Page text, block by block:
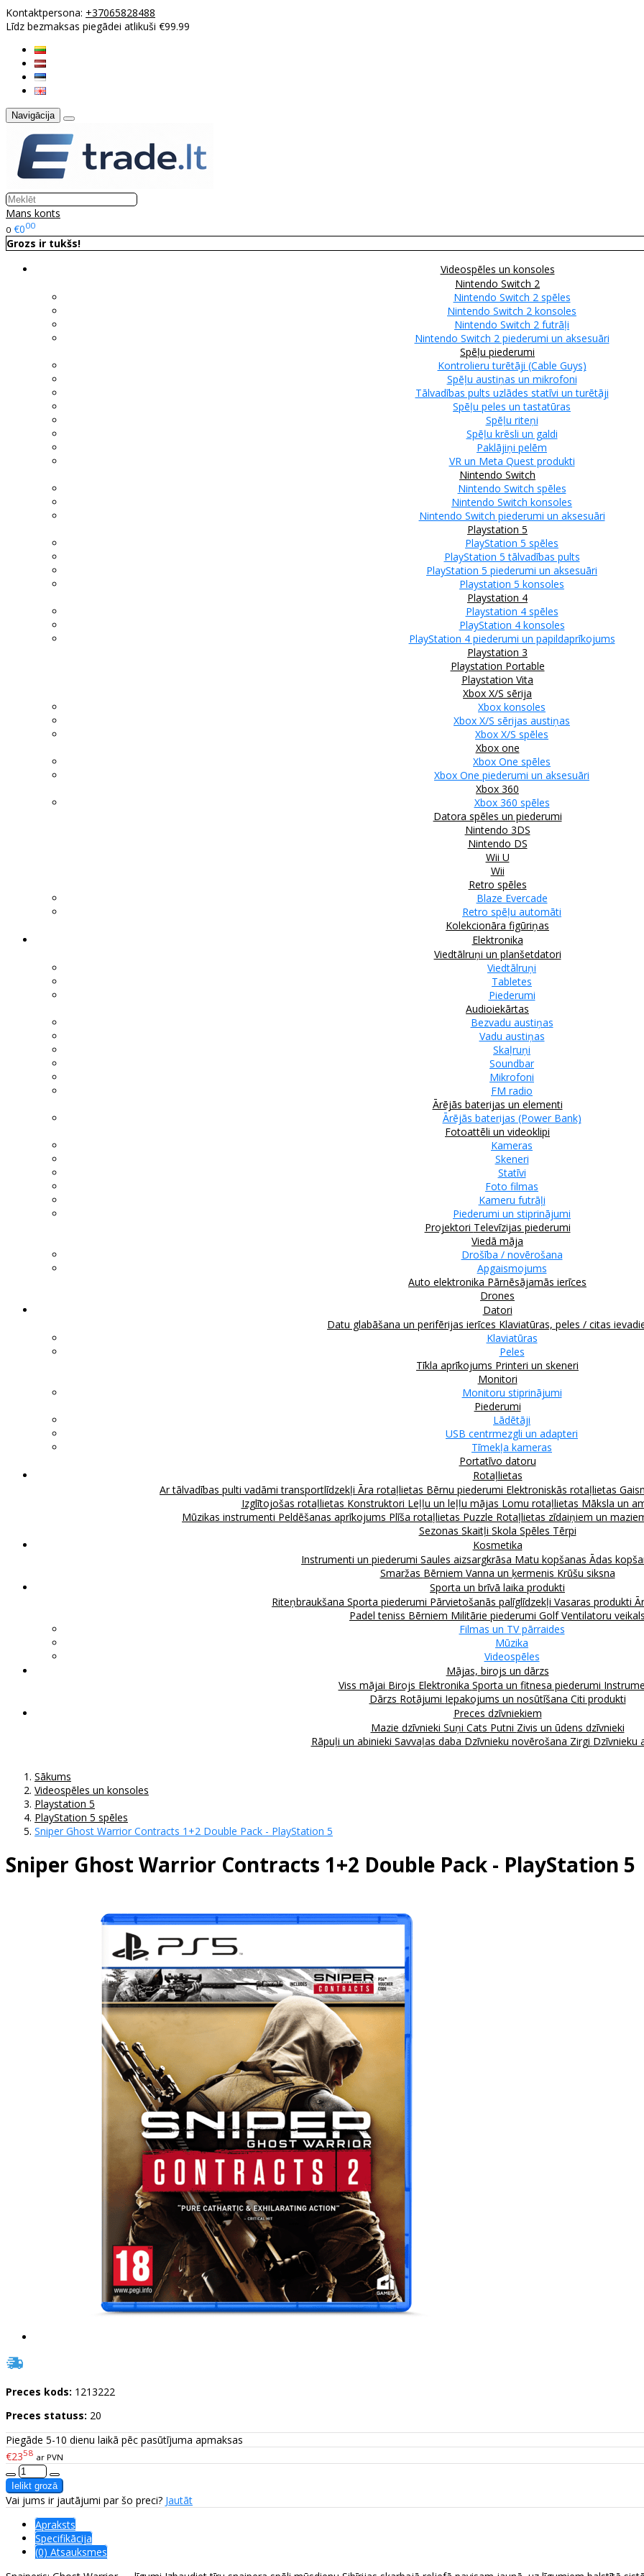
Kontaktpersona: +37065828488
Līdz bezmaksas piegādei atlikuši €99.99
Navigācija
Mans konts
0 €000
Grozs ir tukšs!
Videospēles un konsoles
Nintendo Switch 2
Nintendo Switch 2 spēles
Nintendo Switch 2 konsoles
Nintendo Switch 2 futrāļi
Nintendo Switch 2 piederumi un aksesuāri
Spēļu piederumi
Kontrolieru turētāji (Cable Guys)
Spēļu austiņas un mikrofoni
Tālvadības pults uzlādes statīvi un turētāji
Spēļu peles un tastatūras
Spēļu riteņi
Spēļu krēsli un galdi
Paklājiņi pelēm
VR un Meta Quest produkti
Nintendo Switch
Nintendo Switch spēles
Nintendo Switch konsoles
Nintendo Switch piederumi un aksesuāri
Playstation 5
PlayStation 5 spēles
PlayStation 5 tālvadības pults
PlayStation 5 piederumi un aksesuāri
Playstation 5 konsoles
Playstation 4
Playstation 4 spēles
PlayStation 4 konsoles
PlayStation 4 piederumi un papildaprīkojums
Playstation 3
Playstation Portable
Playstation Vita
Xbox X/S sērija
Xbox konsoles
Xbox X/S sērijas austiņas
Xbox X/S spēles
Xbox one
Xbox One spēles
Xbox One piederumi un aksesuāri
Xbox 360
Xbox 360 spēles
Datora spēles un piederumi
Nintendo 3DS
Nintendo DS
Wii U
Wii
Retro spēles
Blaze Evercade
Retro spēļu automāti
Kolekcionāra figūriņas
Elektronika
Viedtālruņi un planšetdatori
Viedtālruņi
Tabletes
Piederumi
Audioiekārtas
Bezvadu austiņas
Vadu austiņas
Skaļruņi
Soundbar
Mikrofoni
FM radio
Ārējās baterijas un elementi
Ārējās baterijas (Power Bank)
Fotoattēli un videoklipi
Kameras
Skeneri
Statīvi
Foto filmas
Kameru futrāļi
Piederumi un stiprinājumi
Projektori Televīzijas piederumi
Viedā māja
Drošība / novērošana
Apgaismojums
Auto elektronika Pārnēsājamās ierīces
Drones
Datori
Datu glabāšana un perifērijas ierīces Klaviatūras, peles / citas
Klaviatūras
Peles
Tīkla aprīkojums Printeri un skeneri
Monitori
Monitoru stiprinājumi
Piederumi
Lādētāji
USB centrmezgli un adapteri
Tīmekļa kameras
Portatīvo datoru
Rotaļlietas
Ar tālvadības pulti vadāmi transportlīdzekļi Āra rotaļlietas Bērnu piederumi Elektroniskās rotaļlietas
Izglītojošas rotaļlietas Konstruktori Leļļu un leļļu mājas Lomu rotaļlietas Māksla un
Mūzikas instrumenti Peldēšanas aprīkojums Plīša rotaļlietas Puzzle Rotaļlietas zīdaiņiem un
Sezonas Skaitļi Skola Spēles Tērpi
Kosmetika
Instrumenti un piederumi Saules aizsargkrāsa Matu kopšanas Ādas
Smaržas Bērniem Vanna un ķermenis Krūšu siksna
Sporta un brīvā laika produkti
Riteņbraukšana Sporta piederumi Pārvietošanās palīglīdzekļi Vasaras produkti
Padel teniss Bērniem Militārie piederumi GolfVentilatoru veikals
Filmas un TV pārraides
Mūzika
Videospēles
Mājas, birojs un dārzs
Viss mājai Birojs Elektronika Sporta un fitnesa piederumi
Dārzs Rotājumi Iepakojums un nosūtīšana Citi produkti
Preces dzīvniekiem
Mazie dzīvnieki Suņi Cats Putni Zivis un ūdens dzīvnieki
Rāpuļi un abinieki Savvaļas daba Dzīvnieku novērošana Zirgi Dzīvnieku
Sākums
Videospēles un konsoles
Playstation 5
PlayStation 5 spēles
Sniper Ghost Warrior Contracts 1+2 Double Pack - PlayStation 5
Sniper Ghost Warrior Contracts 1+2 Double Pack - PlayStation 5
Preces kods: 1213222
Preces statuss: 20
Piegāde 5-10 dienu laikā pēc pasūtījuma apmaksas
€2358 ar PVN
Vai jums ir jautājumi par šo preci? Jautāt
Apraksts
Specifikācija
(0) Atsauksmes